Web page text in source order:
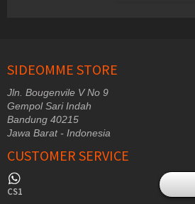
SIDEOMME STORE
Jln. Bougenvile V No 9
Gempol Sari Indah
Bandung 40215
Jawa Barat - Indonesia
CUSTOMER SERVICE
CS1